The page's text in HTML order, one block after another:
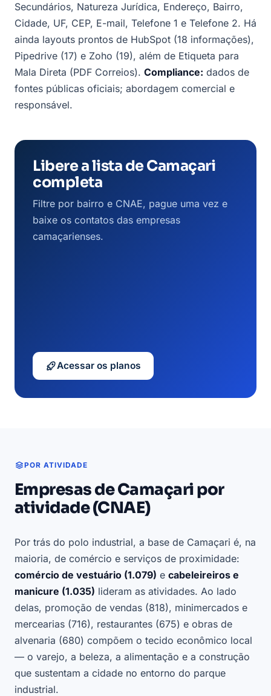
Secundários, Natureza Jurídica, Endereço, Bairro,
Cidade, UF, CEP, E-mail, Telefone 1 e Telefone 2. Há
ainda layouts prontos de HubSpot (18 informações),
Pipedrive (17) e Zoho (19), além de Etiqueta para
Mala Direta (PDF Correios). Compliance: dados de
fontes públicas oficiais; abordagem comercial e
responsável.
Libere a lista de Camaçari
completa
Filtre por bairro e CNAE, pague uma vez e
baixe os contatos das empresas
camaçarienses.
Acessar os planos
POR ATIVIDADE
Empresas de Camaçari por
atividade (CNAE)
Por trás do polo industrial, a base de Camaçari é, na
maioria, de comércio e serviços de proximidade:
comércio de vestuário (1.079) e cabeleireiros e
manicure (1.035) lideram as atividades. Ao lado
delas, promoção de vendas (818), minimercados e
mercearias (716), restaurantes (675) e obras de
alvenaria (680) compõem o tecido econômico local
— o varejo, a beleza, a alimentação e a construção
que sustentam a cidade no entorno do parque
industrial.